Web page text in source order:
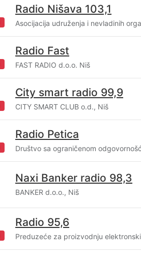
Radio Nišava 103,1
Asocijacija udruženja i nevladinih
Radio Fast
FAST RADIO d.o.o. Niš
City smart radio 99,9
CITY SMART CLUB o.d., Niš
Radio Petica
Društvo sa ograničenom
Naxi Banker radio 98,3
BANKER d.o.o., Niš
Radio 95,6
Preduzeće za proizvodnju